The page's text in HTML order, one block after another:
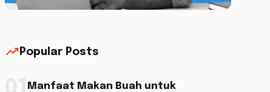
trending_up Popular Posts
Manfaat Makan Buah untuk